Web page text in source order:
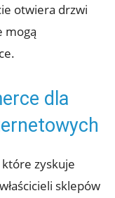
otwiera drzwi
mogą
dla
zyskuje
sklepów